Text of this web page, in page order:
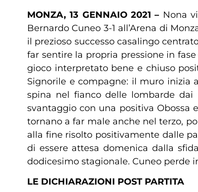
MONZA, 13 GENNAIO 2021 – Nona
Bernardo Cuneo 3-1 all’Arena di
il prezioso successo casalingo
far sentire la propria pressione in
gioco interpretato bene e chiuso
Signorile e compagne: il muro inizia
spina nel fianco delle lombarde dai
svantaggio con una positiva Obossa
tornano a far male anche nel terzo,
alla fine risolto positivamente dalle
di essere attesa domenica dalla
dodicesimo stagionale. Cuneo perde
LE DICHIARAZIONI POST PARTITA